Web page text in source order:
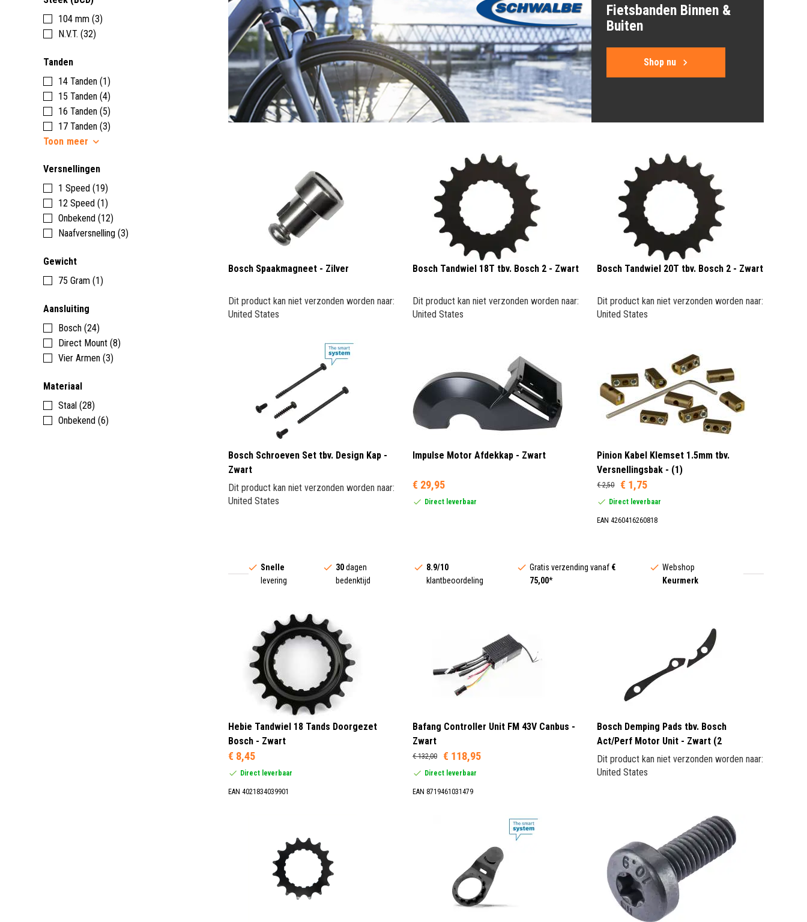
104 mm (3)
N.V.T. (32)
Tanden
14 Tanden (1)
15 Tanden (4)
16 Tanden (5)
17 Tanden (3)
Toon meer
Versnellingen
1 Speed (19)
12 Speed (1)
Onbekend (12)
Naafversnelling (3)
Gewicht
75 Gram (1)
Aansluiting
Bosch (24)
Direct Mount (8)
Vier Armen (3)
Materiaal
Staal (28)
Onbekend (6)
Fietsbanden Binnen &
Buiten
Shop nu
Bosch Spaakmagneet - Zilver
Dit product kan niet verzonden worden naar:
United States
Bosch Tandwiel 18T tbv. Bosch 2 - Zwart
Dit product kan niet verzonden worden naar:
United States
Bosch Tandwiel 20T tbv. Bosch 2 - Zwart
Dit product kan niet verzonden worden naar:
United States
Bosch Schroeven Set tbv. Design Kap -
Zwart
Dit product kan niet verzonden worden naar:
United States
Impulse Motor Afdekkap - Zwart
€ 29,95
Direct leverbaar
Pinion Kabel Klemset 1.5mm tbv.
Versnellingsbak - (1)
€ 2,50 € 1,75
Direct leverbaar
EAN 4260416260818
Snelle
levering
30dagen
bedenktijd
8.9/10
klantbeoordeling
Gratis verzending vanaf €
75,00*
Webshop
Keurmerk
Hebie Tandwiel 18 Tands Doorgezet
Bosch - Zwart
€ 8,45
Direct leverbaar
EAN 4021834039901
Bafang Controller Unit FM 43V Canbus -
Zwart
€ 132,00 € 118,95
Direct leverbaar
EAN 8719461031479
Bosch Demping Pads tbv. Bosch
Act/Perf Motor Unit - Zwart (2
Dit product kan niet verzonden worden naar:
United States